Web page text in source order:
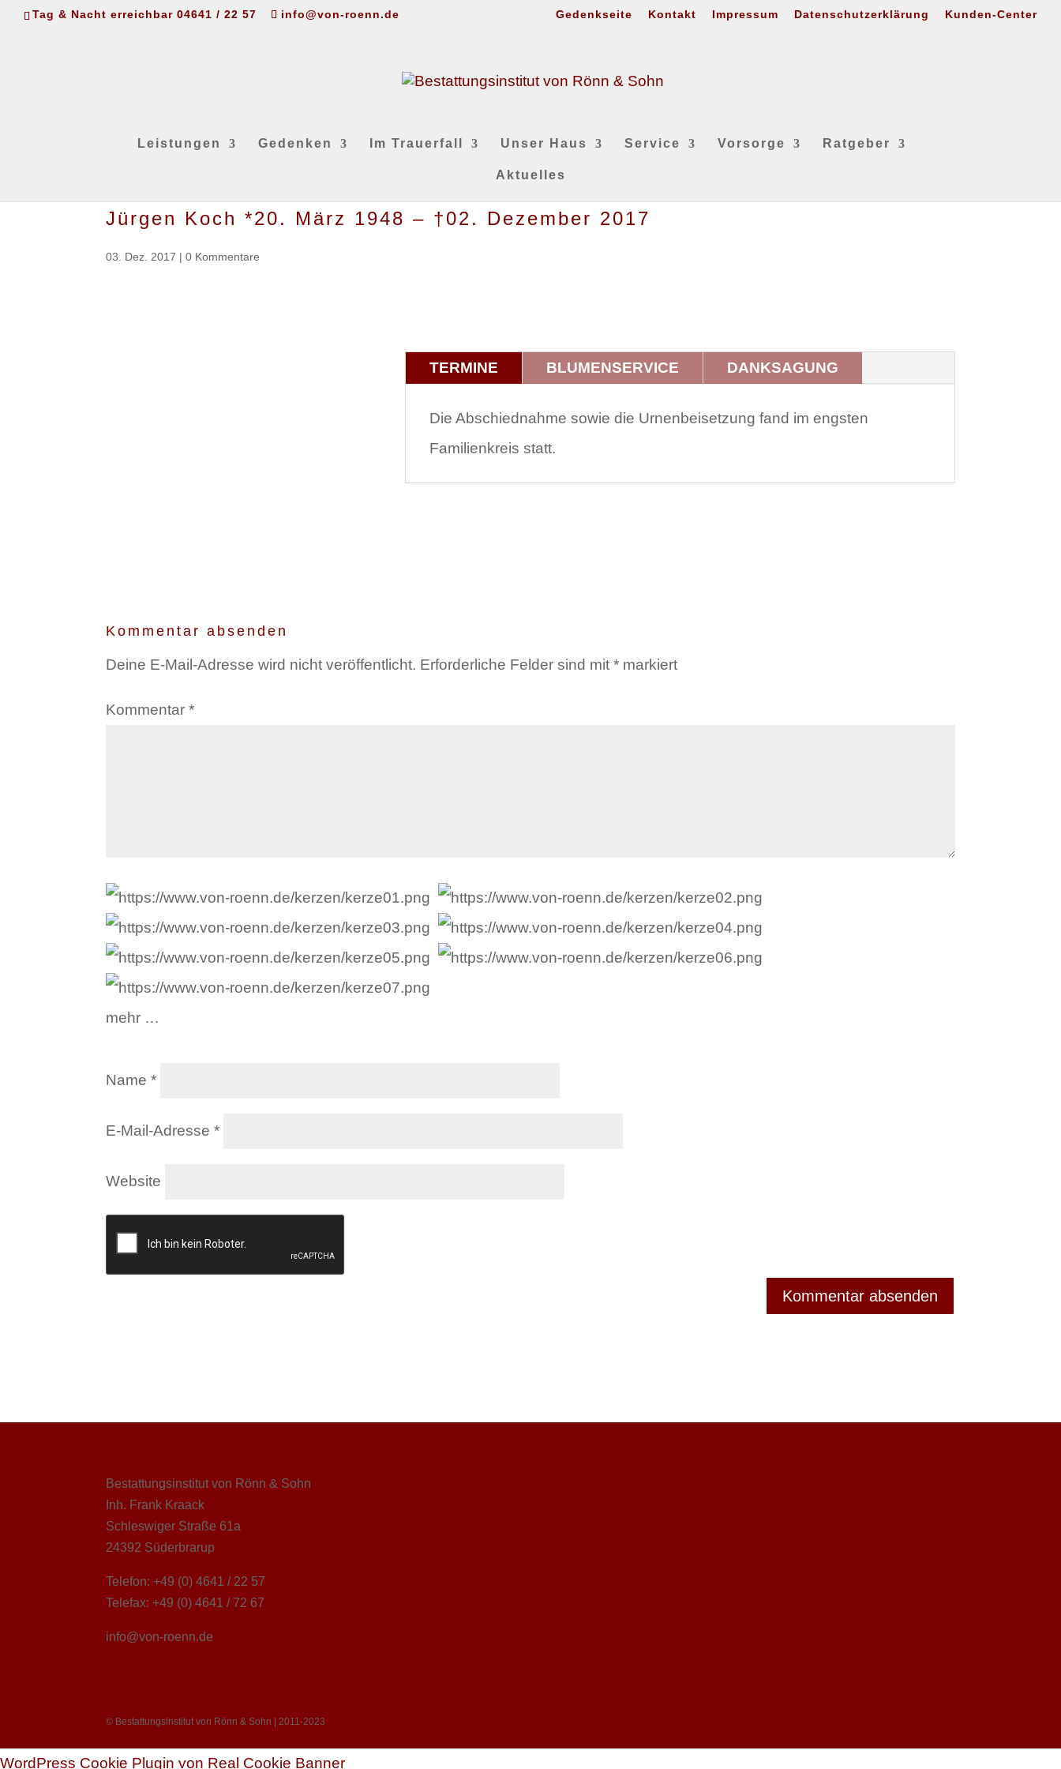
Tag & Nacht erreichbar 04641 / 22 57 info@von-roenn.de Gedenkseite Kontakt Impressum Datenschutzerklärung Kunden-Center
Leistungen Gedenken Im Trauerfall Unser Haus Service Vorsorge Ratgeber
Aktuelles
Jürgen Koch *20. März 1948 – †02. Dezember 2017
03. Dez. 2017 |0 Kommentare
TERMINE BLUMENSERVICE DANKSAGUNG
Die Abschiednahme sowie die Urnenbeisetzung fand im engsten
Familienkreis statt.
Kommentar absenden
Deine E-Mail-Adresse wird nicht veröffentlicht. Erforderliche Felder sind mit* markiert
Kommentar*
mehr …
Name*
E-Mail-Adresse*
Website
Bestattungsinstitut von Rönn & Sohn
Inh. Frank Kraack
Schleswiger Straße 61a
24392 Süderbrarup
Telefon: +49 (0) 4641 / 22 57
Telefax: +49 (0) 4641 / 72 67
info@von-roenn.de
© Bestattungsinstitut von Rönn & Sohn | 2011-2023
WordPress Cookie Plugin von Real Cookie Banner